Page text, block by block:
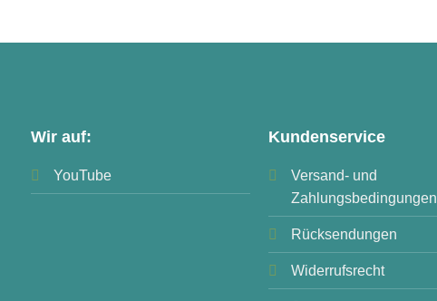
Wir auf:
YouTube
Kundenservice
Versand- und
Zahlungsbedingungen
Rücksendungen
Widerrufsrecht